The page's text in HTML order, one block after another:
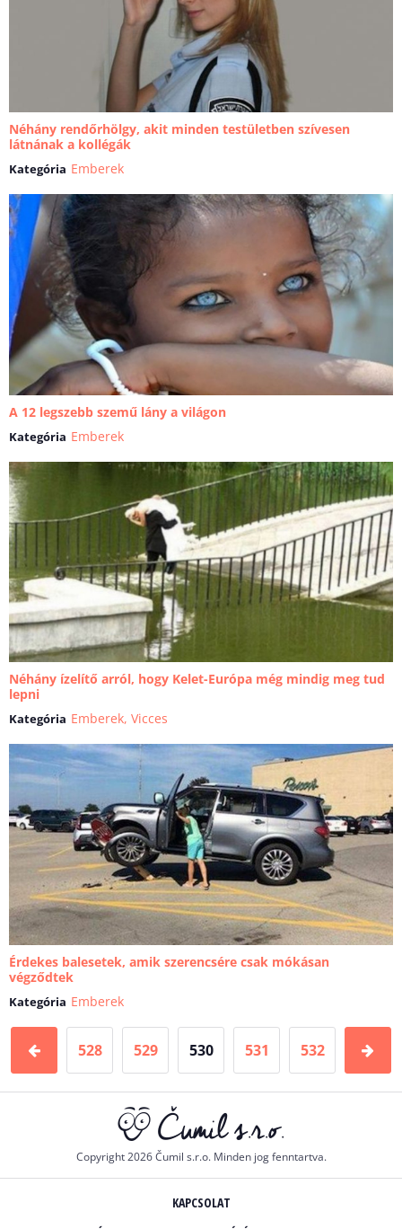
Néhány rendőrhölgy, akit minden testületben szívesen
látnának a kollégák
Kategória Emberek
A 12 legszebb szemű lány a világon
Kategória Emberek
Néhány ízelítő arról, hogy Kelet-Európa még mindig meg tud
lepni
Kategória Emberek, Vicces
Érdekes balesetek, amik szerencsére csak mókásan
végződtek
Kategória Emberek
528 529 530 531 532
Copyright 2026 Čumil s.r.o. Minden jog fenntartva.
KAPCSOLAT